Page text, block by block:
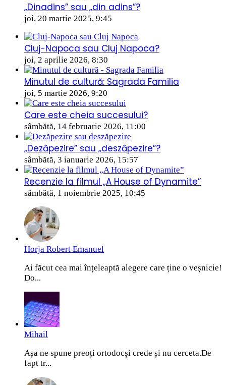
„Dinadins” sau „din adins”?
joi, 20 martie 2025, 9:45
Cluj-Napoca sau Cluj Napoca?
joi, 2 aprilie 2026, 8:30
Minutul de cultură: Sagrada Familia
joi, 5 martie 2026, 9:20
Care este cheia succesului?
sâmbătă, 14 februarie 2026, 11:00
„Dezăpezire” sau „deszăpezire”?
sâmbătă, 3 ianuarie 2026, 15:57
Recenzie la filmul „A House of Dynamite”
sâmbătă, 1 noiembrie 2025, 10:45
Horja Robert Emanuel
Ai făcut cea mai înțeleaptă alegere care ține o veșnicie!
Do...
Mihail
Așa ne spune preoți ortodocși crede și nu cerceta.De
fapt tr...